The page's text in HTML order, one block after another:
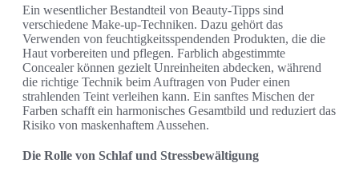
Ein wesentlicher Bestandteil von Beauty-Tipps sind
verschiedene Make-up-Techniken. Dazu gehört das
Verwenden von feuchtigkeitsspendenden Produkten, die die
Haut vorbereiten und pflegen. Farblich abgestimmte
Concealer können gezielt Unreinheiten abdecken, während
die richtige Technik beim Auftragen von Puder einen
strahlenden Teint verleihen kann. Ein sanftes Mischen der
Farben schafft ein harmonisches Gesamtbild und reduziert das
Risiko von maskenhaftem Aussehen.
Die Rolle von Schlaf und Stressbewältigung